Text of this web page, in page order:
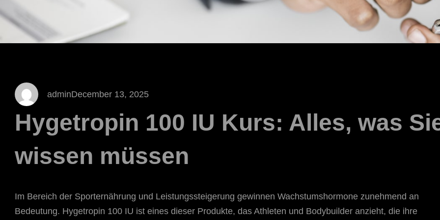
adminDecember 13, 2025
Hygetropin 100 IU Kurs: Alles, was
wissen müssen
Im Bereich der Sporternährung und Leistungssteigerung gewinnen Wachstumshormone zunehmend an
Bedeutung. Hygetropin 100 IU ist eines dieser Produkte, das Athleten und Bodybuilder anzieht, die ihre